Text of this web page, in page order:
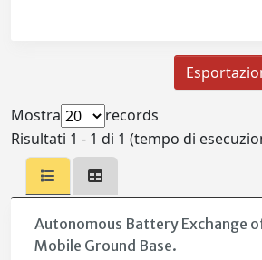
Mostra
records
Risultati 1 - 1 di 1 (tempo di
Autonomous Battery Exchange
Mobile Ground Base.